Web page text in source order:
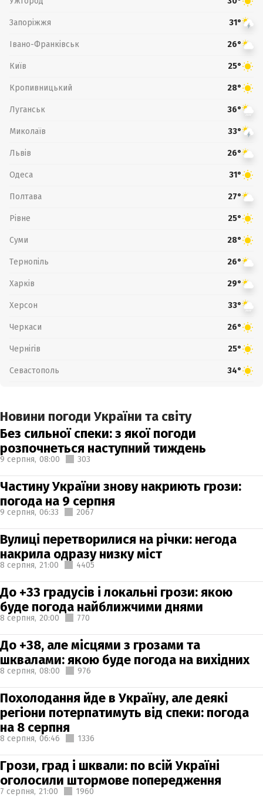
Запоріжжя 31°
Івано-Франківськ 26°
Київ 25°
Кропивницький 28°
Луганськ 36°
Миколаїв 33°
Львів 26°
Одеса 31°
Полтава 27°
Рівне 25°
Суми 28°
Тернопіль 26°
Харків 29°
Херсон 33°
Черкаси 26°
Чернігів 25°
Севастополь 34°
Новини погоди України та світу
Без сильної спеки: з якої погоди
розпочнеться наступний тиждень
9 серпня, 08:00 303
Частину України знову накриють грози:
погода на 9 серпня
9 серпня, 06:33 2067
Вулиці перетворилися на річки: негода
накрила одразу низку міст
8 серпня, 21:00 4405
До +33 градусів і локальні грози: якою
буде погода найближчими днями
8 серпня, 20:00 770
До +38, але місцями з грозами та
шквалами: якою буде погода на вихідних
8 серпня, 08:00 976
Похолодання йде в Україну, але деякі
регіони потерпатимуть від спеки: погода
на 8 серпня
8 серпня, 06:46 1336
Грози, град і шквали: по всій Україні
оголосили штормове попередження
7 серпня, 21:00 1960